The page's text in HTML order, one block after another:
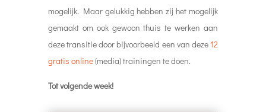
mogelijk. Maar gelukkig hebben zij het mogelijk
gemaakt om ook gewoon thuis te werken aan
deze transitie door bijvoorbeeld een van deze12
gratis online(media) trainingen te doen.
Tot volgende week!